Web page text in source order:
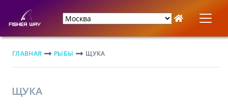
ГЛАВНАЯ РЫБЫ ЩУКА
ЩУКА